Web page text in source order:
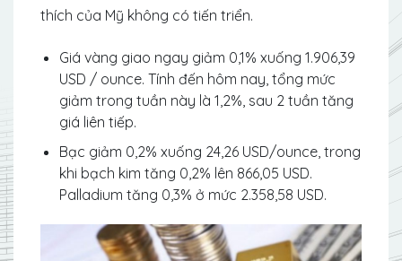
thích của Mỹ không có tiến triển.
Giá vàng giao ngay giảm 0,1% xuống 1.906,39
USD / ounce. Tính đến hôm nay, tổng mức
giảm trong tuần này là 1,2%, sau 2 tuần tăng
giá liên tiếp.
Bạc giảm 0,2% xuống 24,26 USD/ounce, trong
khi bạch kim tăng 0,2% lên 866,05 USD.
Palladium tăng 0,3% ở mức 2.358,58 USD.